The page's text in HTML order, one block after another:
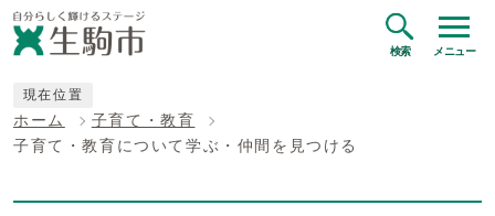
検索 メニュー
現在位置
ホーム
子育て・教育
子育て・教育について学ぶ・仲間を見つける